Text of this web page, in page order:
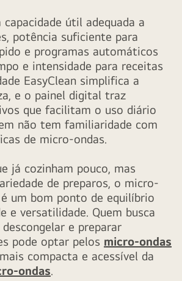
útil adequada a
potência suficiente para
e programas automáticos
e intensidade para receitas
EasyClean simplifica a
e o painel digital traz
que facilitam o uso diário
não tem familiaridade com
de micro-ondas.
já cozinham pouco, mas
de preparos, o micro-
um bom ponto de equilíbrio
e versatilidade. Quem busca
descongelar e preparar
pode optar pelos micro-ondas
compacta e acessível da
ondas.